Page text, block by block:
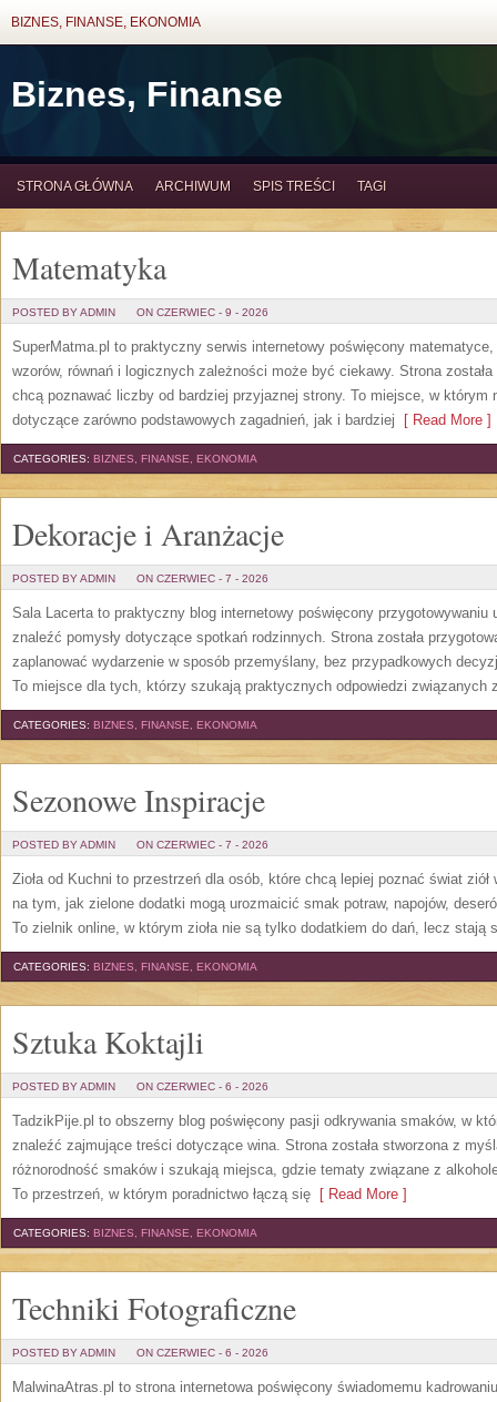
BIZNES, FINANSE, EKONOMIA
Biznes, Finanse
STRONA GŁÓWNA ARCHIWUM SPIS TREŚCI TAGI
Matematyka
POSTED BY ADMIN ON CZERWIEC - 9 - 2026
SuperMatma.pl to praktyczny serwis internetowy poświęcony
wzorów, równań i logicznych zależności może być ciekawy. Strona
chcą poznawać liczby od bardziej przyjaznej strony. To miejsce, w którym
dotyczące zarówno podstawowych zagadnień, jak i bardziej [ Read More ]
CATEGORIES: BIZNES, FINANSE, EKONOMIA
Dekoracje i Aranżacje
POSTED BY ADMIN ON CZERWIEC - 7 - 2026
Sala Lacerta to praktyczny blog internetowy poświęcony
znaleźć pomysły dotyczące spotkań rodzinnych. Strona została
zaplanować wydarzenie w sposób przemyślany, bez przypadkowych
To miejsce dla tych, którzy szukają praktycznych odpowiedzi związanych
CATEGORIES: BIZNES, FINANSE, EKONOMIA
Sezonowe Inspiracje
POSTED BY ADMIN ON CZERWIEC - 7 - 2026
Zioła od Kuchni to przestrzeń dla osób, które chcą lepiej poznać świat
na tym, jak zielone dodatki mogą urozmaicić smak potraw, napojów,
To zielnik online, w którym zioła nie są tylko dodatkiem do dań, lecz stają
CATEGORIES: BIZNES, FINANSE, EKONOMIA
Sztuka Koktajli
POSTED BY ADMIN ON CZERWIEC - 6 - 2026
TadzikPije.pl to obszerny blog poświęcony pasji odkrywania smaków, w
znaleźć zajmujące treści dotyczące wina. Strona została stworzona z
różnorodność smaków i szukają miejsca, gdzie tematy związane z
To przestrzeń, w którym poradnictwo łączą się [ Read More ]
CATEGORIES: BIZNES, FINANSE, EKONOMIA
Techniki Fotograficzne
POSTED BY ADMIN ON CZERWIEC - 6 - 2026
MalwinaAtras.pl to strona internetowa poświęcony świadomemu